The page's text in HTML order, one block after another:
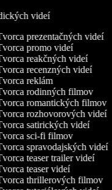
videí
prezentačných videí
promo videí
reakčných videí
recenzných videí
reklám
rodinných filmov
romantických filmov
rozhovorových videí
satirických videí
sci-fi filmov
spravodajských videí
teaser trailer videí
teaser videí
thrillerových filmov